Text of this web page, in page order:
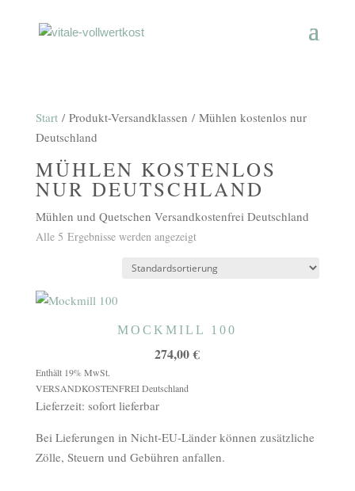
Start/ Produkt-Versandklassen / Mühlen kostenlos nur
Deutschland
MÜHLEN KOSTENLOS
NUR DEUTSCHLAND
Mühlen und Quetschen Versandkostenfrei Deutschland
Alle 5 Ergebnisse werden angezeigt
MOCKMILL 100
274,00€
Enthält 19% MwSt.
VERSANDKOSTENFREI Deutschland
Lieferzeit: sofort lieferbar
Bei Lieferungen in Nicht-EU-Länder können zusätzliche
Zölle, Steuern und Gebühren anfallen.